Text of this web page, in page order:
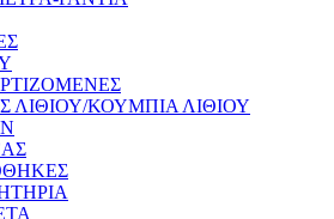
ΛΙΘΙΟΥ/ΚΟΥΜΠΙΑ ΛΙΘΙΟΥ